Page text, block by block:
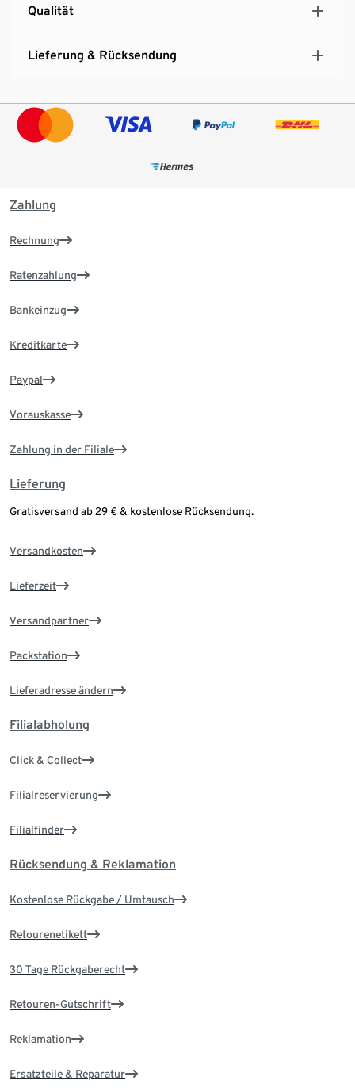
Qualität
Lieferung & Rücksendung
Zahlung
Rechnung
Ratenzahlung
Bankeinzug
Kreditkarte
Paypal
Vorauskasse
Zahlung in der Filiale
Lieferung
Gratisversand ab 29 € & kostenlose Rücksendung.
Versandkosten
Lieferzeit
Versandpartner
Packstation
Lieferadresse ändern
Filialabholung
Click & Collect
Filialreservierung
Filialfinder
Rücksendung & Reklamation
Kostenlose Rückgabe / Umtausch
Retourenetikett
30 Tage Rückgaberecht
Retouren-Gutschrift
Reklamation
Ersatzteile & Reparatur